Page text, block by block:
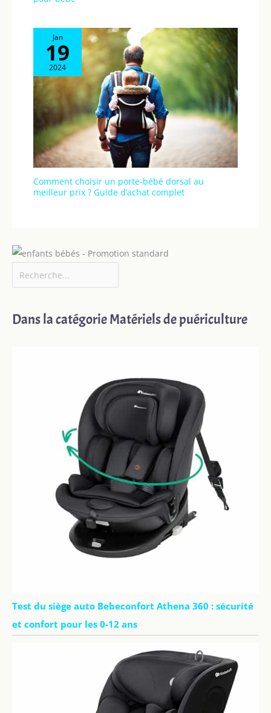
Jan
19
2024
Comment choisir un porte-bébé dorsal au
meilleur prix ? Guide d’achat complet
Dans la catégorie Matériels de puériculture
Test du siège auto Bebeconfort Athena 360 : sécurité
et confort pour les 0-12 ans